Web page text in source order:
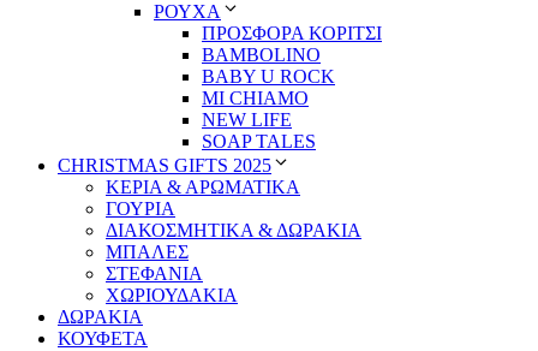
ΡΟΥΧΑ
ΠΡΟΣΦΟΡΑ ΚΟΡΙΤΣΙ
BAMBOLINO
BABY U ROCK
MI CHIAMO
NEW LIFE
SOAP TALES
CHRISTMAS GIFTS 2025
ΚΕΡΙΑ & ΑΡΩΜΑΤΙΚΑ
ΓΟΥΡΙΑ
ΔΙΑΚΟΣΜΗΤΙΚΑ & ΔΩΡΑΚΙΑ
ΜΠΑΛΕΣ
ΣΤΕΦΑΝΙΑ
ΧΩΡΙΟΥΔΑΚΙΑ
ΔΩΡΑΚΙΑ
ΚΟΥΦΕΤΑ